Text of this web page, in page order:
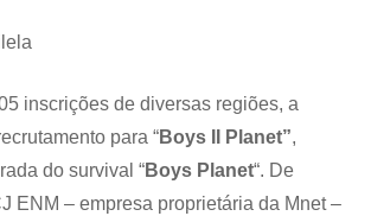
inscrições de diversas regiões, a
para “Boys II Planet”,
do survival “Boys Planet“. De
ENM – empresa proprietária da Mnet –